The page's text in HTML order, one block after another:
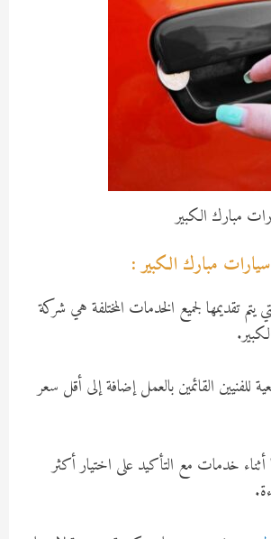
مبارك الكبير
مبارك الكبير :
تقديمها لجميع الخدمات المختلفة هي شركة
للفنيين القائمين بالعمل إضافة إلى أقل سعر
أثناء خدمات مع التأكيد على اختيار أكثر